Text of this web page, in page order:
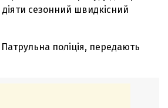
сезонний швидкісний
поліція, передають